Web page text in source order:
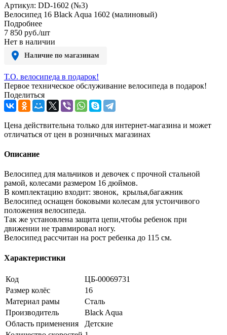
Артикул: DD-1602 (№3)
Велосипед 16 Black Aqua 1602 (малиновый)
Подробнее
7 850 руб./шт
Нет в наличии
Наличие по магазинам
Т.О. велосипеда в подарок!
Первое техническое обслуживание велосипеда в подарок!
Поделиться
Цена действительна только для интернет-магазина и может
отличаться от цен в розничных магазинах
Описание
Велосипед для мальчиков и девочек с прочной стальной
рамой, колесами размером 16 дюймов.
В комплектацию входит: звонок, крылья,багажник
Велосипед оснащен боковыми колесам для устоичивого
положения велосипеда.
Так же установлена защита цепи,чтобы ребенок при
движении не травмировал ногу.
Велосипед рассчитан на рост ребенка до 115 см.
Характеристики
Код
ЦБ-00069731
Размер колёс
16
Материал рамы
Сталь
Производитель
Black Aqua
Область применения
Детские